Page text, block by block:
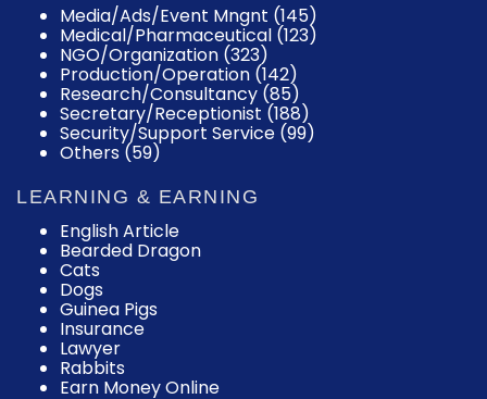
Media/Ads/Event Mngnt (145)
Medical/Pharmaceutical (123)
NGO/Organization (323)
Production/Operation (142)
Research/Consultancy (85)
Secretary/Receptionist (188)
Security/Support Service (99)
Others (59)
LEARNING & EARNING
English Article
Bearded Dragon
Cats
Dogs
Guinea Pigs
Insurance
Lawyer
Rabbits
Earn Money Online